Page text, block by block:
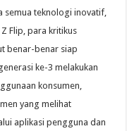
semua teknologi inovatif,
Flip, para kritikus
benar-benar siap
ke-3 melakukan
konsumen,
yang melihat
aplikasi pengguna dan